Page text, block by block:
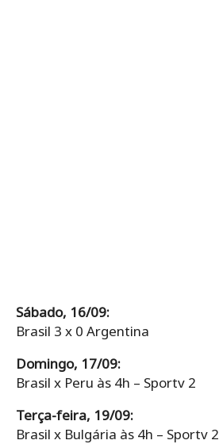
Sábado, 16/09:
Brasil 3 x 0 Argentina
Domingo, 17/09:
Brasil x Peru às 4h – Sportv 2
Terça-feira, 19/09:
Brasil x Bulgária às 4h – Sportv 2